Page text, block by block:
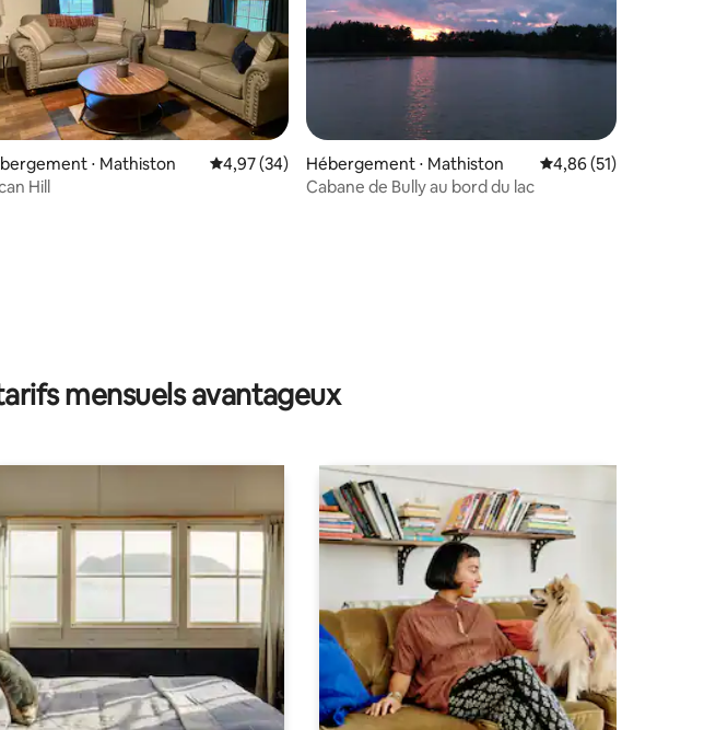
5
sur la base de 210 commentaires : 4,86 sur 5
⋅ Mathiston Évaluation moyenne sur la base de 34 commentaires : 4,97 sur 5
4,97 (34)
Hill
Hébergement ⋅ Mathiston Évaluation moyenne
4,86 (51)
Cabane de Bully au bord du lac
mensuels avantageux